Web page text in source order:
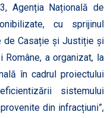
Agenția Națională de
cu sprijinul
de Casație și Justiție și
a organizat, la
în cadrul proiectului
sistemului
din infracțiuni”,